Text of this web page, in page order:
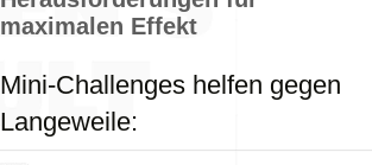
maximalen Effekt
Mini-Challenges helfen gegen
Langeweile: